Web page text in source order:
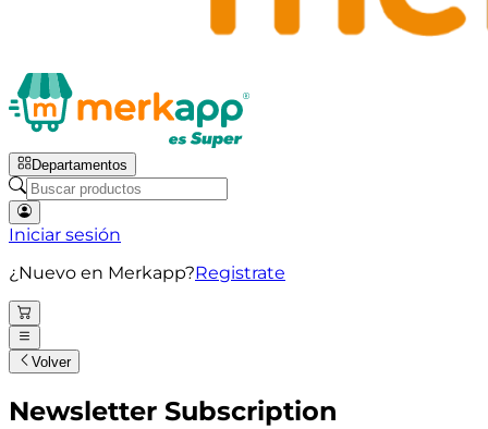
Departamentos
Iniciar sesión
¿Nuevo en Merkapp?Registrate
Volver
Newsletter Subscription